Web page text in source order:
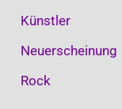
Künstler
Neuerscheinung
Rock